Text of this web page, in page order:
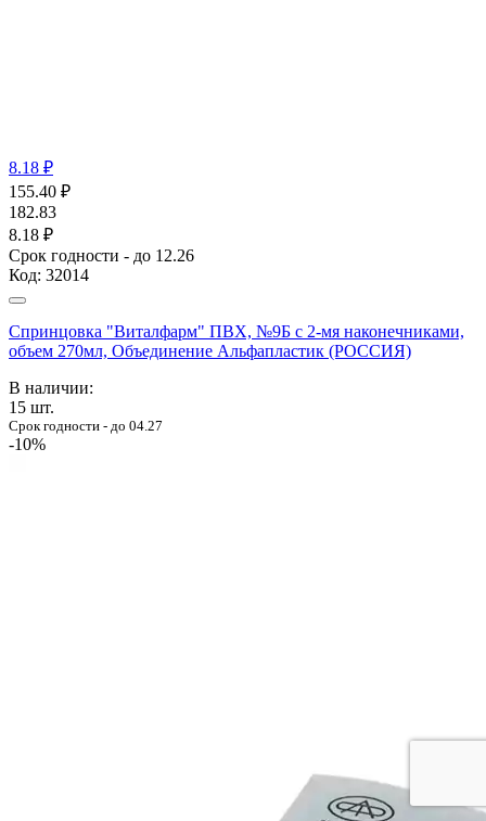
8.18 ₽
155.40 ₽
182.83
8.18 ₽
Срок годности - до 12.26
Код: 32014
Спринцовка "Виталфарм" ПВХ, №9Б с 2-мя наконечниками,
объем 270мл, Объединение Альфапластик (РОССИЯ)
В наличии:
15 шт.
Срок годности - до 04.27
-10%